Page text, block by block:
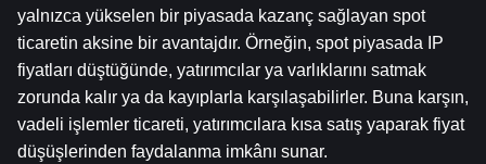
yalnızca yükselen bir piyasada kazanç sağlayan spot
ticaretin aksine bir avantajdır. Örneğin, spot piyasada IP
fiyatları düştüğünde, yatırımcılar ya varlıklarını satmak
zorunda kalır ya da kayıplarla karşılaşabilirler. Buna karşın,
vadeli işlemler ticareti, yatırımcılara kısa satış yaparak fiyat
düşüşlerinden faydalanma imkânı sunar.